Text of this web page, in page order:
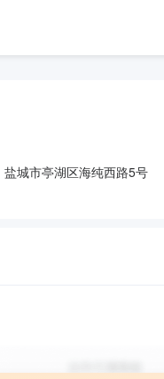
盐城市亭湖区海纯西路5号